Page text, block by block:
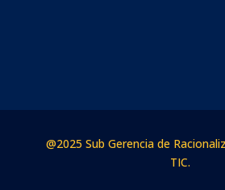
@2025 Sub Gerencia de
TIC.